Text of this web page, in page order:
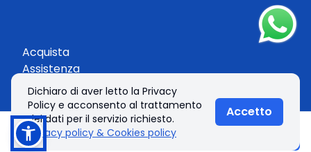
Chiama
Acquista
Assistenza
Contatti
Dichiaro di aver letto la Privacy
Policy e acconsento al trattamento
dei dati per il servizio richiesto.
Privacy policy & Cookies policy
Accetto